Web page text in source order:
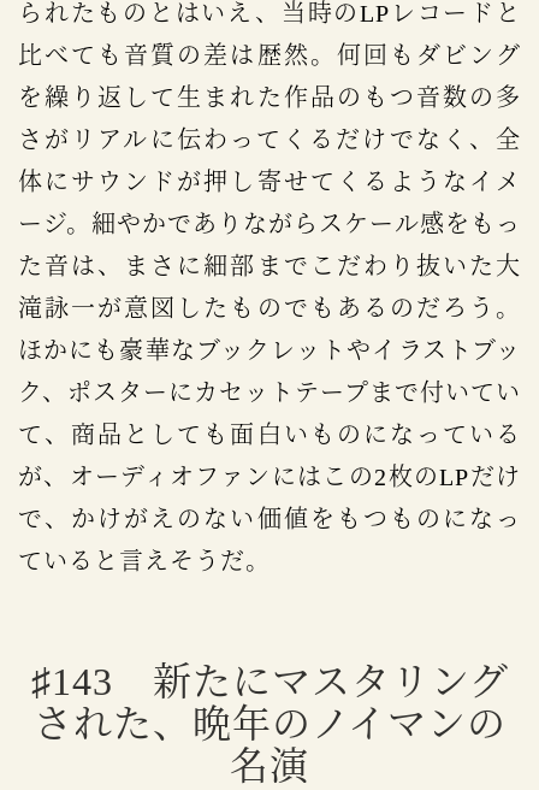
られたものとはいえ、当時のLPレコードと
比べても音質の差は歴然。何回もダビング
を繰り返して生まれた作品のもつ音数の多
さがリアルに伝わってくるだけでなく、全
体にサウンドが押し寄せてくるようなイメ
ージ。細やかでありながらスケール感をもっ
た音は、まさに細部までこだわり抜いた大
滝詠一が意図したものでもあるのだろう。
ほかにも豪華なブックレットやイラストブッ
ク、ポスターにカセットテープまで付いてい
て、商品としても面白いものになっている
が、オーディオファンにはこの2枚のLPだけ
で、かけがえのない価値をもつものになっ
ていると言えそうだ。
♯143 新たにマスタリング
された、晩年のノイマンの
名演